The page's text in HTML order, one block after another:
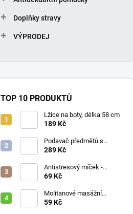
Doplňky stravy
VÝPRODEJ
TOP 10 PRODUKTŮ
Lžíce na boty, délka 58 cm
189 Kč
Podavač předmětů s
magnetem / prodloužená
81 / 90 cm
289 Kč
Antistresový míček -
průměr 75 mm, mix barev
69 Kč
Molitanové masážní
míčky, různé velikosti
59 Kč